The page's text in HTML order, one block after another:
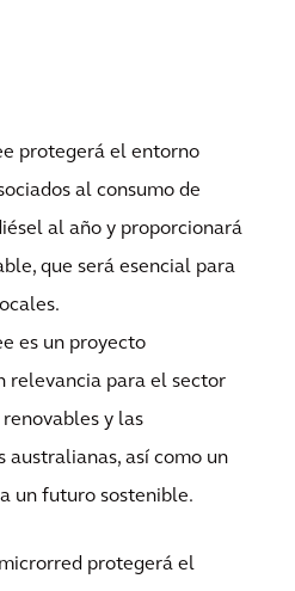
protegerá el entorno
al consumo de
al año y proporcionará
que será esencial para
es un proyecto
relevancia para el sector
y las
australianas, así como un
un futuro sostenible.
protegerá el